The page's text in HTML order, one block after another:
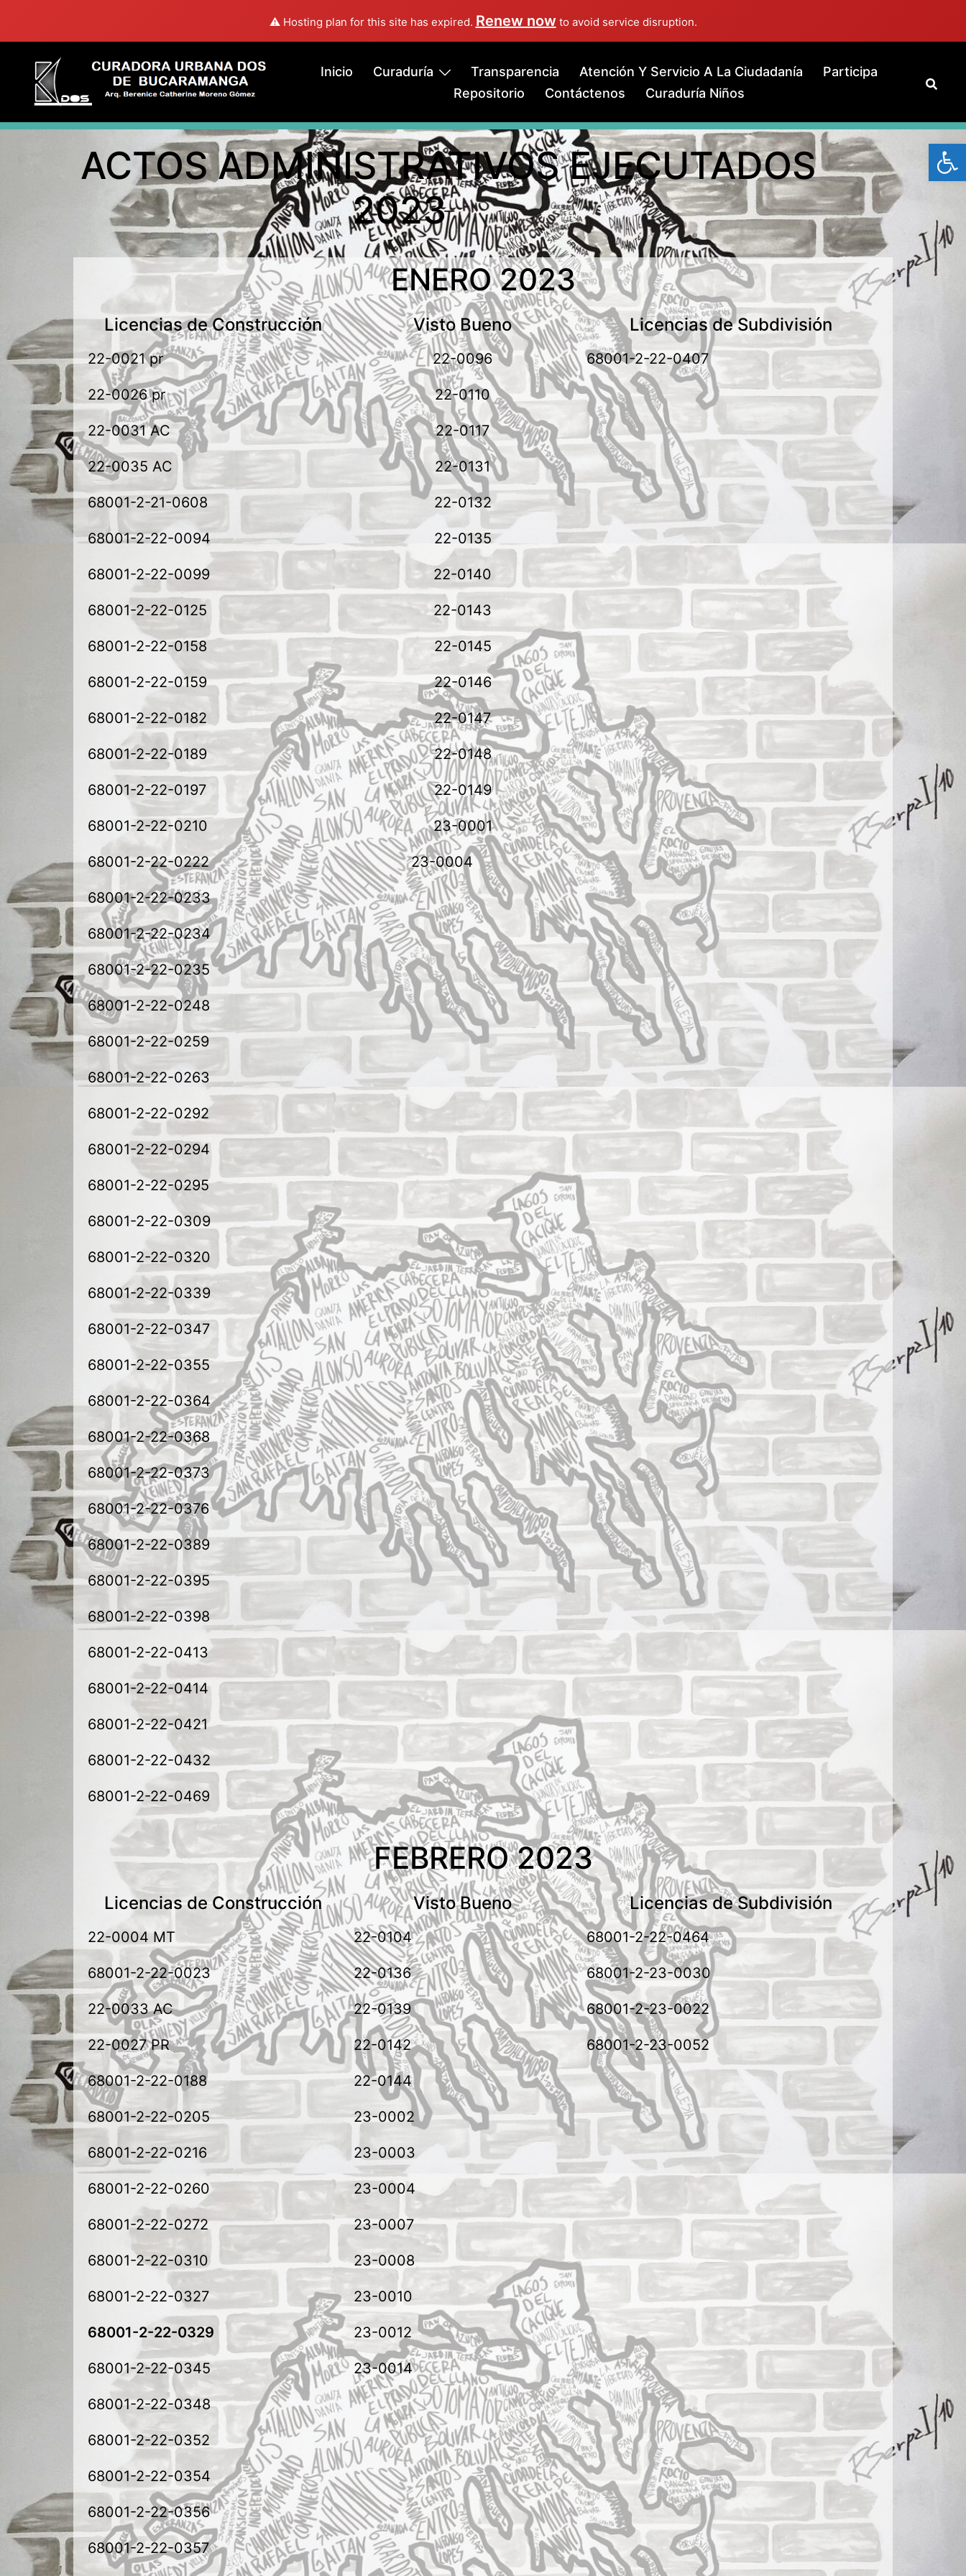
Abrir
⚠️ Hosting plan for this site has expired. Renew now to avoid service disruption.
Inicio Curaduría Transparencia Atención Y Servicio A La Ciudadanía
Participa
Repositorio
Contáctenos Curaduría Niños
ACTOS ADMINISTRATIVOS EJECUTADOS
2023
ENERO 2023
Licencias de Construcción
22-0021 pr
22-0026 pr
22-0031 AC
22-0035 AC
68001-2-21-0608
68001-2-22-0094
68001-2-22-0099
68001-2-22-0125
68001-2-22-0158
68001-2-22-0159
68001-2-22-0182
68001-2-22-0189
68001-2-22-0197
68001-2-22-0210
68001-2-22-0222
68001-2-22-0233
68001-2-22-0234
68001-2-22-0235
68001-2-22-0248
68001-2-22-0259
68001-2-22-0263
68001-2-22-0292
68001-2-22-0294
68001-2-22-0295
68001-2-22-0309
68001-2-22-0320
68001-2-22-0339
68001-2-22-0347
68001-2-22-0355
68001-2-22-0364
68001-2-22-0368
68001-2-22-0373
68001-2-22-0376
68001-2-22-0389
68001-2-22-0395
68001-2-22-0398
68001-2-22-0413
68001-2-22-0414
68001-2-22-0421
68001-2-22-0432
68001-2-22-0469
Visto Bueno
22-0096
22-0110
22-0117
22-0131
22-0132
22-0135
22-0140
22-0143
22-0145
22-0146
22-0147
22-0148
22-0149
23-0001
23-0004
Licencias de Subdivisión
68001-2-22-0407
FEBRERO 2023
Licencias de Construcción
22-0004 MT
68001-2-22-0023
22-0033 AC
22-0027 PR
68001-2-22-0188
68001-2-22-0205
68001-2-22-0216
68001-2-22-0260
68001-2-22-0272
68001-2-22-0310
68001-2-22-0327
68001-2-22-0329
68001-2-22-0345
68001-2-22-0348
68001-2-22-0352
68001-2-22-0354
68001-2-22-0356
68001-2-22-0357
Visto Bueno
22-0104
22-0136
22-0139
22-0142
22-0144
23-0002
23-0003
23-0004
23-0007
23-0008
23-0010
23-0012
23-0014
Licencias de Subdivisión
68001-2-22-0464
68001-2-23-0030
68001-2-23-0022
68001-2-23-0052